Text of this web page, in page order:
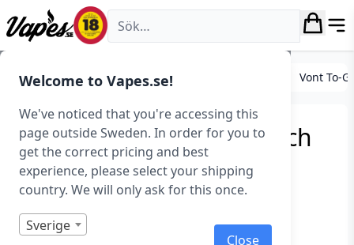
Welcome to Vapes.se!
We've noticed that you're accessing this
page outside Sweden. In order for you to
get the correct pricing and best
experience, please select your shipping
country. We will only ask for this once.
Sverige
Close
Vapes.se
E-cigarett startkit/paket Engångs vape Vont To-
Vont To-Go – Slushy Peach
(20 mg, Engångs vape)
Art.nr: 41050
Slut i lager